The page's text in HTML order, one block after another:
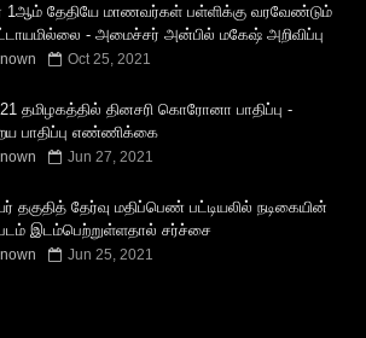
1ஆம் தேதியே மாணவர்கள் பள்ளிக்கு வரவேண்டும்
- அமைச்சர் அன்பில் மகேஷ் அறிவிப்பு
Oct 25, 2021
தமிழகத்தில் தினசரி கொரோனா பாதிப்பு -
பாதிப்பு எண்ணிக்கை
Jun 27, 2021
தகுதித் தேர்வு மதிப்பெண் பட்டியலில் நடிகையின்
இடம்பெற்றுள்ளதால் சர்ச்சை
Jun 25, 2021